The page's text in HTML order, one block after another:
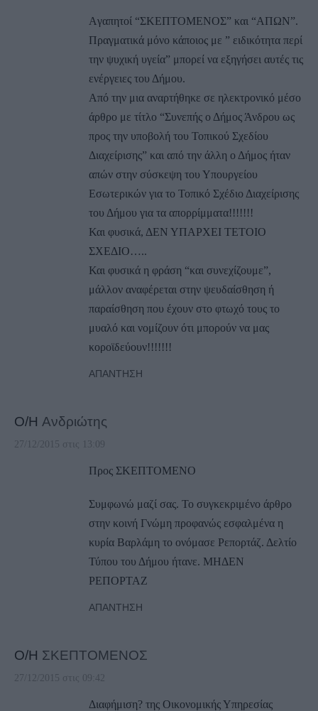
Aγαπητοί “ΣΚΕΠΤΟΜΕΝΟΣ” και “ΑΠΩΝ”.
Πραγματικά μόνο κάποιος με ” ειδικότητα περί
την ψυχική υγεία” μπορεί να εξηγήσει αυτές τις
ενέργειες του Δήμου.
Από την μια αναρτήθηκε σε ηλεκτρονικό μέσο
άρθρο με τίτλο “Συνεπής ο Δήμος Άνδρου ως
προς την υποβολή του Τοπικού Σχεδίου
Διαχείρισης” και από την άλλη ο Δήμος ήταν
απών στην σύσκεψη του Υπουργείου
Εσωτερικών για το Τοπικό Σχέδιο Διαχείρισης
του Δήμου για τα απορρίμματα!!!!!!!
Και φυσικά, ΔΕΝ ΥΠΑΡΧΕΙ ΤΕΤΟΙΟ
ΣΧΕΔΙΟ…..
Και φυσικά η φράση “και συνεχίζουμε”,
μάλλον αναφέρεται στην ψευδαίσθηση ή
παραίσθηση που έχουν στο φτωχό τους το
μυαλό και νομίζουν ότι μπορούν να μας
κοροϊδεύουν!!!!!!!
ΑΠΆΝΤΗΣΗ
Ο/Η Ανδριώτης
27/12/2015 στις 13:09
Προς ΣΚΕΠΤΟΜΕΝΟ
Συμφωνώ μαζί σας. Το συγκεκριμένο άρθρο
στην κοινή Γνώμη προφανώς εσφαλμένα η
κυρία Βαρλάμη το ονόμασε Ρεπορτάζ. Δελτίο
Τύπου του Δήμου ήτανε. ΜΗΔΕΝ
ΡΕΠΟΡΤΑΖ
ΑΠΆΝΤΗΣΗ
Ο/Η ΣΚΕΠΤΟΜΕΝΟΣ
27/12/2015 στις 09:42
Διαφήμιση? της Οικονομικής Υπηρεσίας